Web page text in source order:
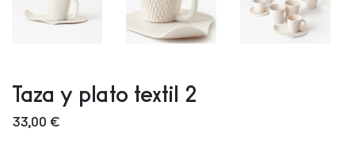
Taza y plato textil 2
33,00 €